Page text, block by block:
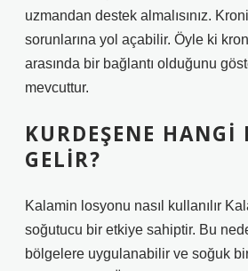
uzmandan destek almalısınız.
sorunlarına yol açabilir. Öyle ki
arasında bir bağlantı olduğunu
mevcuttur.
KURDEŞENE HANGI
GELIR?
Kalamin losyonu nasıl kullanılır
soğutucu bir etkiye sahiptir. Bu
bölgelere uygulanabilir ve soğuk